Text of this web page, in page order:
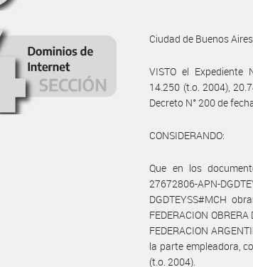
Ciudad de Buenos
VISTO el Expediente
14.250 (t.o. 2004),
Decreto N° 200 de
CONSIDERANDO:
Que en los
27672806-APN-
DGDTEYSS#MCH
FEDERACION
FEDERACION
la parte empleadora,
(t.o. 2004).